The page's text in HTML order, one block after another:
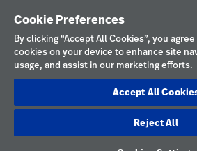
Política de privacidade
Termos de uso
Preferências de cookies
Divulgações responsáveis
Preferências de cookies
Brasil
Cookie Preferences
By clicking “Accept All Cookies”, you
cookies on your device to enhance site
usage, and assist in our marketing efforts.
Accept All
Reject All